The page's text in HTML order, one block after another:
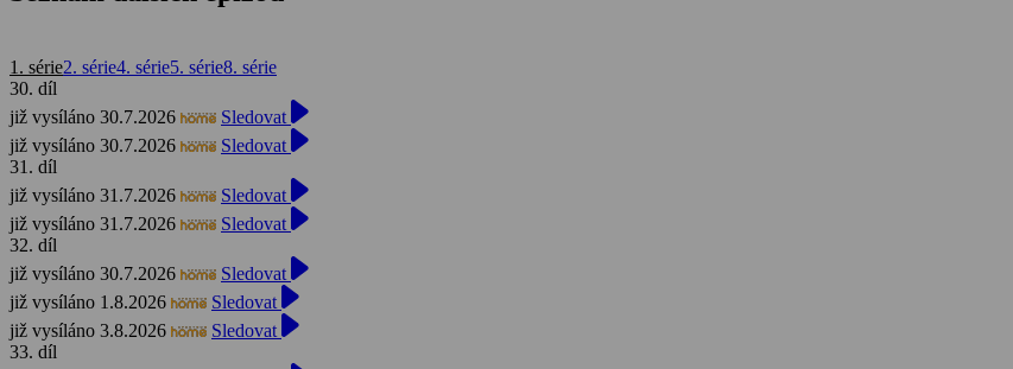
1. série2. série4. série5. série8. série
30. díl
již vysíláno 30.7.2026
Sledovat
již vysíláno 30.7.2026
Sledovat
31. díl
již vysíláno 31.7.2026
Sledovat
již vysíláno 31.7.2026
Sledovat
32. díl
již vysíláno 30.7.2026
Sledovat
již vysíláno 1.8.2026
Sledovat
již vysíláno 3.8.2026
Sledovat
33. díl